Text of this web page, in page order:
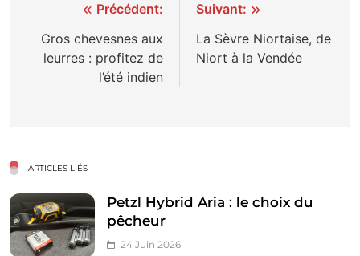
Navigation
de
l’article
Précédent:
Gros chevesnes aux
leurres : profitez de
l’été indien
Suivant:
La Sèvre Niortaise, de
Niort à la Vendée
ARTICLES LIÉS
Petzl Hybrid Aria : le choix du
pêcheur
24 Juin 2026